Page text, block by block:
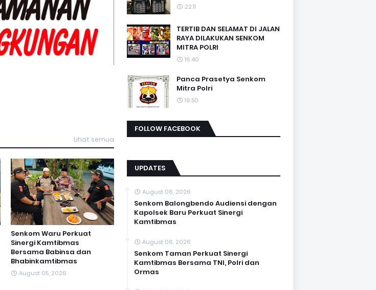
Lihat semua
Senkom Waru Perkuat
Sinergi Kamtibmas
Bersama Babinsa dan
Bhabinkamtibmas
August 05, 2026
22.11
TERTIB DAN SELAMAT DI JALAN
RAYA DILAKUKAN SENKOM
MITRA POLRI
16.40
Panca Prasetya Senkom
Mitra Polri
19.50
FOLLOW FACEBOOK
UPDATES
August 06, 2026
Senkom Balongbendo Audiensi dengan
Kapolsek Baru Perkuat Sinergi
Kamtibmas
August 06, 2026
Senkom Taman Perkuat Sinergi
Kamtibmas Bersama TNI, Polri dan
Ormas